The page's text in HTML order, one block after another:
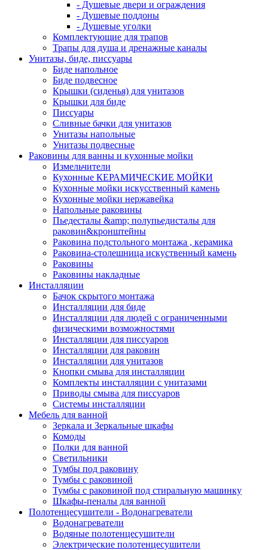
- Душевые двери и ограждения
- Душевые поддоны
- Душевые уголки
Комплектующие для трапов
Трапы для душа и дренажные каналы
Унитазы, биде, писсуары
Биде напольное
Биде подвесное
Крышки (сиденья) для унитазов
Крышки для биде
Писсуары
Сливные бачки для унитазов
Унитазы напольные
Унитазы подвесные
Раковины для ванны и кухонные мойки
Измельчители
Кухонные КЕРАМИЧЕСКИЕ МОЙКИ
Кухонные мойки искусственный камень
Кухонные мойки нержавейка
Напольные раковины
Пьедесталы &amp; полупьедисталы для
раковин&кронштейны
Раковина подстольного монтажа , керамика
Раковина-столешница искуственный камень
Раковины
Раковины накладные
Инсталляции
Бачок скрытого монтажа
Инсталляции для биде
Инсталляции для людей с ограниченными
физическими возможностями
Инсталляции для писсуаров
Инсталляции для раковин
Инсталляции для унитазов
Кнопки смыва для инсталляции
Комплекты инсталляции с унитазами
Приводы смыва для писсуаров
Системы инсталляции
Мебель для ванной
Зеркала и Зеркальные шкафы
Комоды
Полки для ванной
Светильники
Тумбы под раковину
Тумбы с раковиной
Тумбы с раковиной под стиральную машинку
Шкафы-пеналы для ванной
Полотенцесушители - Водонагреватели
Водонагреватели
Водяные полотенцесушители
Электрические полотенцесушители